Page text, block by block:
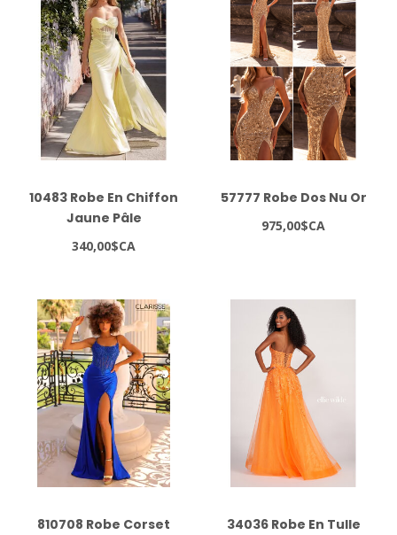
10483 Robe En Chiffon
Jaune Pâle
340,00$CA
57777 Robe Dos Nu Or
975,00$CA
810708 Robe Corset
34036 Robe En Tulle